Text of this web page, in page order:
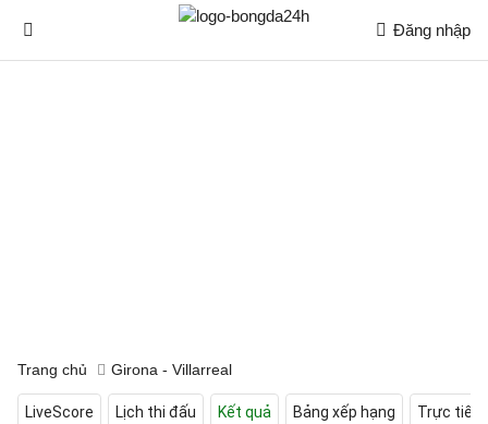
Đăng nhập
Trang chủ Girona - Villarreal
LiveScore Lịch thi đấu Kết quả Bảng xếp hạng Trực tiếp